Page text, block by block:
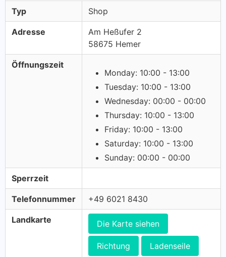
Typ Shop
Adresse
Am Heßufer 2
58675 Hemer
Öffnungszeit
Monday: 10:00 - 13:00
Tuesday: 10:00 - 13:00
Wednesday: 00:00 - 00:00
Thursday: 10:00 - 13:00
Friday: 10:00 - 13:00
Saturday: 10:00 - 13:00
Sunday: 00:00 - 00:00
Sperrzeit
Telefonnummer +49 6021 8430
Landkarte Die Karte siehen
Richtung Ladenseile